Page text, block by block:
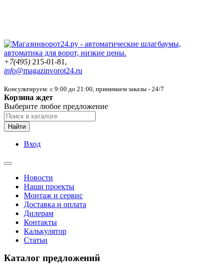
+7(495) 215-01-81,
info@magazinvorot24.ru
Консультируем: с 9:00 до 21:00, принимаем заказы - 24/7
Корзина ждет
Выберите любое предложение
Найти
Вход
Новости
Наши проекты
Монтаж и сервис
Доставка и оплата
Дилерам
Контакты
Калькулятор
Статьи
Каталог предложений